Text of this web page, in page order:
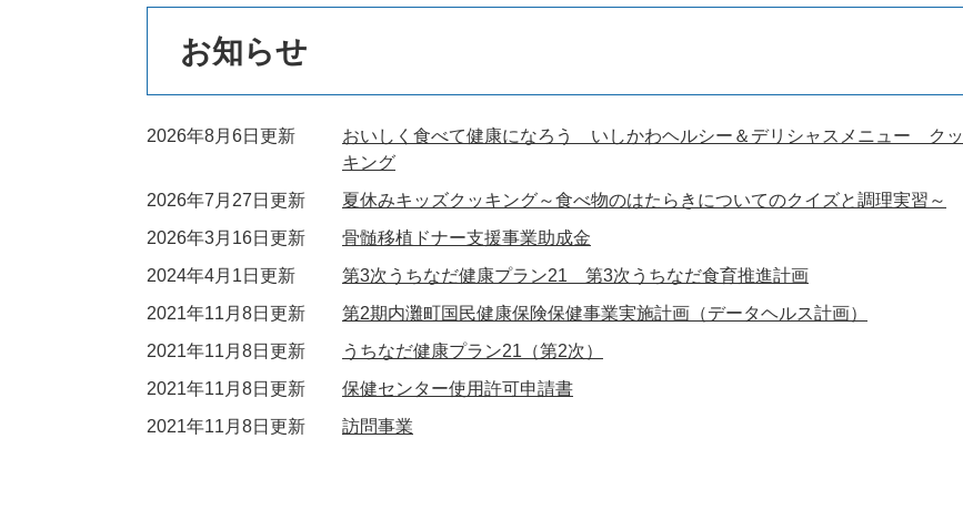
お知らせ
2026年8月6日更新
おいしく食べて健康になろう いしかわヘルシー＆デリシャスメニュー クッ
キング
2026年7月27日更新
夏休みキッズクッキング～食べ物のはたらきについてのクイズと調理実習～
2026年3月16日更新
骨髄移植ドナー支援事業助成金
2024年4月1日更新
第3次うちなだ健康プラン21 第3次うちなだ食育推進計画
2021年11月8日更新
第2期内灘町国民健康保険保健事業実施計画（データヘルス計画）
2021年11月8日更新
うちなだ健康プラン21（第2次）
2021年11月8日更新
保健センター使用許可申請書
2021年11月8日更新
訪問事業